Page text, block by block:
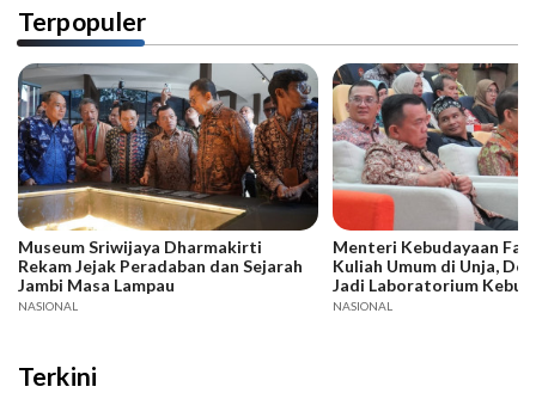
Terpopuler
Museum Sriwijaya Dharmakirti
Rekam Jejak Peradaban dan Sejarah
Jambi Masa Lampau
NASIONAL
Menteri Kebudayaan
Kuliah Umum di Unja,
Jadi Laboratorium
NASIONAL
Terkini